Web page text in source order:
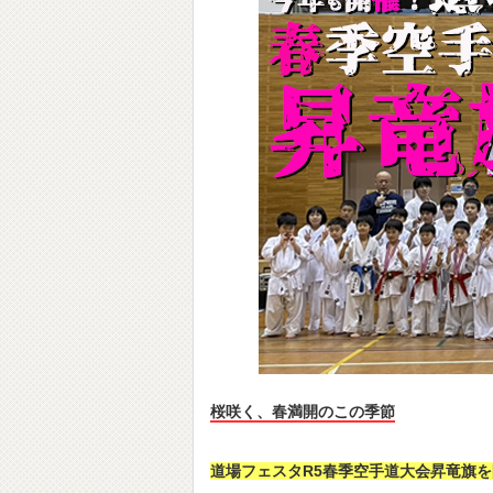
桜咲く、春満開のこの季節
道場フェスタR5春季空手道大会昇竜旗